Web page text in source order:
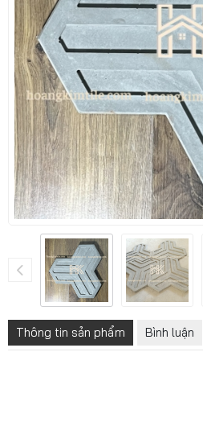
Thông tin sản phẩm Bình luận